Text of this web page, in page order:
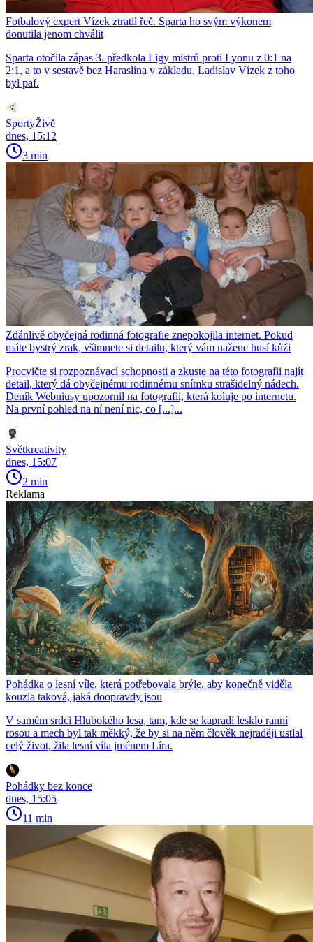
Fotbalový expert Vízek ztratil řeč. Sparta ho svým výkonem
donutila jenom chválit
Sparta otočila zápas 3. předkola Ligy mistrů proti Lyonu z 0:1 na
2:1, a to v sestavě bez Haraslína v základu. Ladislav Vízek z toho
byl paf.
SportyŽivě
dnes, 15:12
3 min
Zdánlivě obyčejná rodinná fotografie znepokojila internet. Pokud
máte bystrý zrak, všimnete si detailu, který vám nažene husí kůži
Procvičte si rozpoznávací schopnosti a zkuste na této fotografii najít
detail, který dá obyčejnému rodinnému snímku strašidelný nádech.
Deník Webniusy upozornil na fotografii, která koluje po internetu.
Na první pohled na ní není nic, co [...]...
Světkreativity
dnes, 15:07
2 min
Reklama
Pohádka o lesní víle, která potřebovala brýle, aby konečně viděla
kouzla taková, jaká doopravdy jsou
V samém srdci Hlubokého lesa, tam, kde se kapradí lesklo ranní
rosou a mech byl tak měkký, že by si na něm člověk nejraději ustlal
celý život, žila lesní víla jménem Líra.
Pohádky bez konce
dnes, 15:05
11 min